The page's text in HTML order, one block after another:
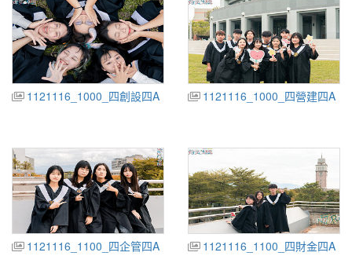
1121116_1000_四創設四A 1121116_1000_四營建四A
1121116_1100_四企管四A 1121116_1100_四財金四A